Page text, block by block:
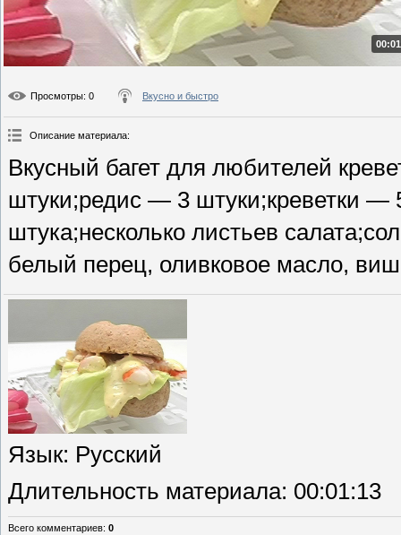
Просмотры: 0 Вкусно и быстро
Описание материала:
Вкусный багет для любителей
штуки;редис — 3 штуки;креветки
штука;несколько листьев
белый перец, оливковое масло,
Язык: Русский
Длительность материала: 00:01:13
Всего комментариев: 0